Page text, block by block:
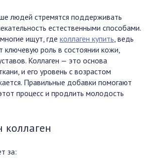
людей стремятся поддерживать
естественными способами.
ищут, где коллаген купить , ведь
ключевую роль в состоянии кожи,
Коллаген — это основа
и его уровень с возрастом
Правильные добавки помогают
процесс и продлить молодость
коллаген
за: